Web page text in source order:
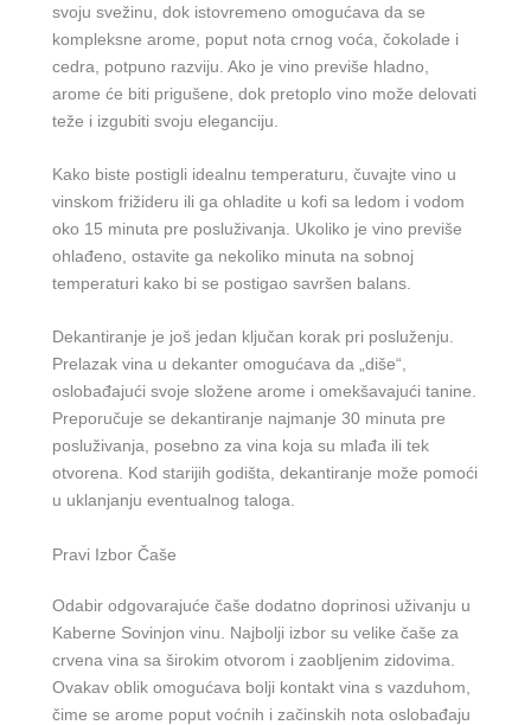
svoju svežinu, dok istovremeno omogućava da se
kompleksne arome, poput nota crnog voća, čokolade i
cedra, potpuno razviju. Ako je vino previše hladno,
arome će biti prigušene, dok pretoplo vino može delovati
teže i izgubiti svoju eleganciju.
Kako biste postigli idealnu temperaturu, čuvajte vino u
vinskom frižideru ili ga ohladite u kofi sa ledom i vodom
oko 15 minuta pre posluživanja. Ukoliko je vino previše
ohlađeno, ostavite ga nekoliko minuta na sobnoj
temperaturi kako bi se postigao savršen balans.
Dekantiranje je još jedan ključan korak pri posluženju.
Prelazak vina u dekanter omogućava da „diše“,
oslobađajući svoje složene arome i omekšavajući tanine.
Preporučuje se dekantiranje najmanje 30 minuta pre
posluživanja, posebno za vina koja su mlađa ili tek
otvorena. Kod starijih godišta, dekantiranje može pomoći
u uklanjanju eventualnog taloga.
Pravi Izbor Čaše
Odabir odgovarajuće čaše dodatno doprinosi uživanju u
Kaberne Sovinjon vinu. Najbolji izbor su velike čaše za
crvena vina sa širokim otvorom i zaobljenim zidovima.
Ovakav oblik omogućava bolji kontakt vina s vazduhom,
čime se arome poput voćnih i začinskih nota oslobađaju